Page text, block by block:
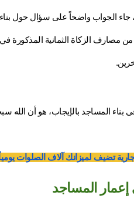
جاء الجواب واضحاً على سؤال حول
مصارف الزكاة الثمانية المذكورة في
المساجد بالإيجاب، هو أن الله
تضيف لميزانك آلاف الصلوات
إعمار المساجد